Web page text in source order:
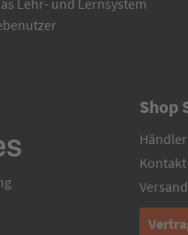
Lehr- und Lernsystem
Shop
Kontakt